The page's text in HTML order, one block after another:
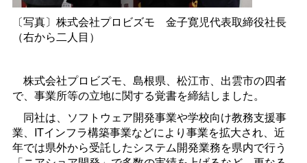
〔写真〕株式会社プロビズモ 金子寛児代表取締役社長
（右から二人目）
株式会社プロビズモ、島根県、松江市、出雲市の四者
で、事業所等の立地に関する覚書を締結しました。
同社は、ソフトウェア開発事業や学校向け教務支援事
業、ITインフラ構築事業などにより事業を拡大され、近
年では県外から受託したシステム開発業務を県内で行う